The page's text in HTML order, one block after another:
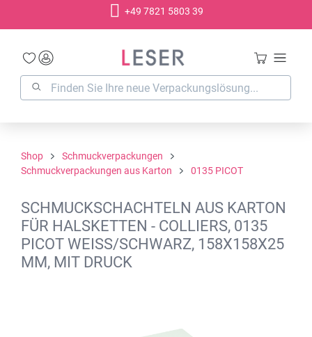
+49 7821 5803 39
Shop
Schmuckverpackungen
Schmuckverpackungen aus Karton
0135 PICOT
SCHMUCKSCHACHTELN AUS KARTON
FÜR HALSKETTEN - COLLIERS, 0135
PICOT WEISS/SCHWARZ, 158X158X25
MM, MIT DRUCK